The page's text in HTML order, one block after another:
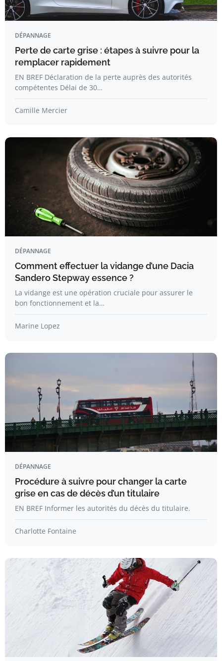
DÉPANNAGE
Perte de carte grise : étapes à suivre pour la
remplacer rapidement
EN BREF Déclaration de la perte auprès des autorités
compétentes Délai de 30…
Camille Mercier
DÉPANNAGE
Comment effectuer la vidange d’une Dacia
Sandero Stepway essence ?
La vidange est une opération cruciale pour assurer le
bon fonctionnement et la…
Marine Lopez
DÉPANNAGE
Procédure à suivre pour changer la carte
grise en cas de décès d’un titulaire
EN BREF Informer les autorités du décès du titulaire.
Charlotte Fontaine